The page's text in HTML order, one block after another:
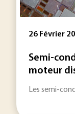
26 Février
Semi-
moteur
Les semi-